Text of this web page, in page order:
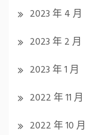
2023 年 4 月
2023 年 2 月
2023 年 1 月
2022 年 11 月
2022 年 10 月